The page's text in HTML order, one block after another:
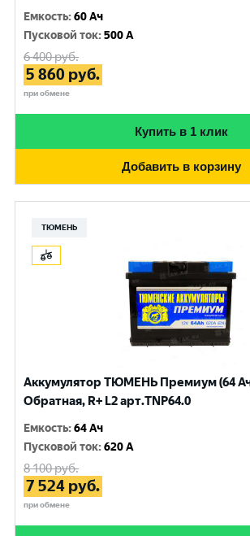
Емкость:60 Ач
Пусковой ток:500 A
6 400руб.
5 860 руб.
при обмене
Купить в 1 клик
Добавить в корзину
ТЮМЕНЬ
Аккумулятор ТЮМЕНЬ Премиум (64
Обратная, R+ L2 арт.TNP64.0
Емкость:64 Ач
Пусковой ток:620 A
8 100руб.
7 524 руб.
при обмене